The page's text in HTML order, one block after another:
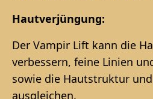
Hautverjüngung:
Der Vampir Lift kann die
verbessern, feine Linien
sowie die Hautstruktur
ausgleichen.